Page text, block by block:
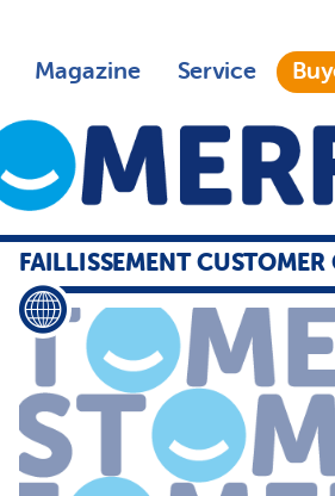
Magazine Service
FAILLISSEMENT CUSTOMER